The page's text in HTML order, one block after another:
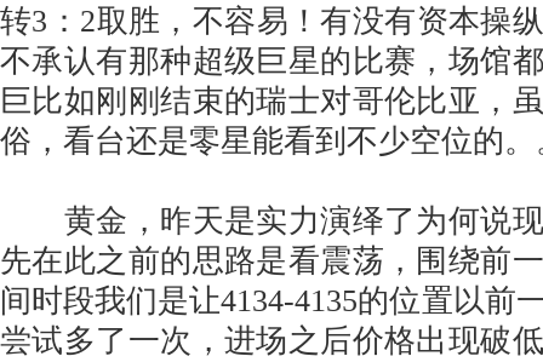
转3：2取胜，不容易！有没有资本操
不承认有那种超级巨星的比赛，场馆
巨比如刚刚结束的瑞士对哥伦比亚，
俗，看台还是零星能看到不少空位的
黄金，昨天是实力演绎了为何说现
先在此之前的思路是看震荡，围绕前
间时段我们是让4134-4135的位置以前
尝试多了一次，进场之后价格出现破